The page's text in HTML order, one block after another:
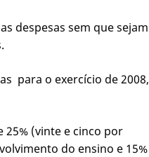
despesas sem que sejam
para o exercício de 2008,
(vinte e cinco por
do ensino e 15%